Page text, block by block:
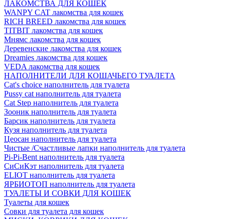
ЛАКОМСТВА ДЛЯ КОШЕК
WANPY CAT лакомства для кошек
RICH BREED лакомства для кошек
TITBIT лакомства для кошек
Мнямс лакомства для кошек
Деревенские лакомства для кошек
Dreamies лакомства для кошек
VEDA лакомства для кошек
НАПОЛНИТЕЛИ ДЛЯ КОШАЧЬЕГО ТУАЛЕТА
Cat's choice наполнитель для туалета
Pussy cat наполнитель для туалета
Cat Step наполнитель для туалета
Зооник наполнитель для туалета
Барсик наполнитель для туалета
Кузя наполнитель для туалета
Цеосан наполнитель для туалета
Чистые /Счастливые лапки наполнитель для туалета
Pi-Pi-Bent наполнитель для туалета
СиСиКэт наполнитель для туалета
ELIOT наполнитель для туалета
ЯРБИОТОП наполнитель для туалета
ТУАЛЕТЫ И СОВКИ ДЛЯ КОШЕК
Туалеты для кошек
Совки для туалета для кошек